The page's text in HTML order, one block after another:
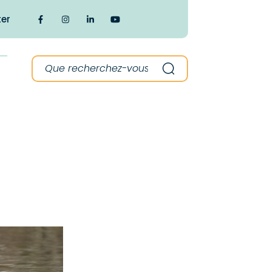
Lien vers le compte Facebook
Lien vers le compte Instagram
Lien vers le compte Linkedin
Lien vers la chaîne Youtube
Recherche :
Recherche